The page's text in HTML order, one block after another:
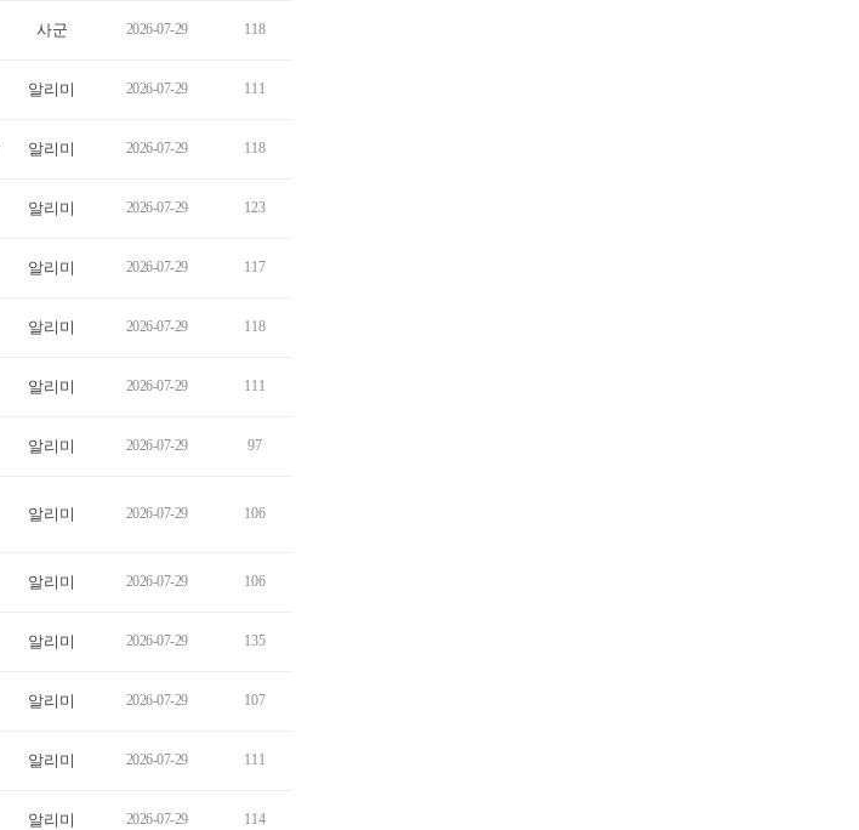
사군 2026-07-29 118
알리미 2026-07-29 111
알리미 2026-07-29 118
알리미 2026-07-29 123
알리미 2026-07-29 117
알리미 2026-07-29 118
알리미 2026-07-29 111
알리미 2026-07-29 97
알리미 2026-07-29 106
알리미 2026-07-29 106
알리미 2026-07-29 135
알리미 2026-07-29 107
알리미 2026-07-29 111
알리미 2026-07-29 114